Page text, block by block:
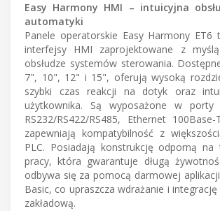
Easy Harmony HMI – intuicyjna
automatyki
Panele operatorskie Easy Harmony ET6
interfejsy HMI zaprojektowane z
obsłudze systemów sterowania.
7", 10", 12" i 15", oferują wysoką
szybki czas reakcji na dotyk oraz
użytkownika. Są wyposażone w porty
RS232/RS422/RS485, Ethernet
zapewniają kompatybilność z
PLC. Posiadają konstrukcję odporną na
pracy, która gwarantuje długą
odbywa się za pomocą darmowej
Basic, co upraszcza wdrażanie i
zakładową.